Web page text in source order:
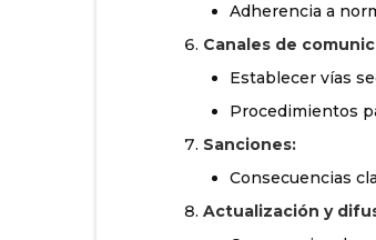
Adherencia a
Canales de
Establecer vías
Procedimientos
Sanciones:
Consecuencias
Actualización y